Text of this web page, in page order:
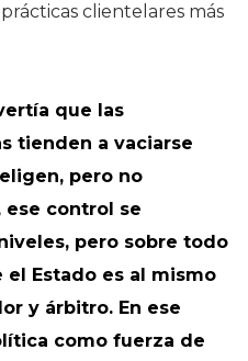
clientelares más
que las
tienden a vaciarse
pero no
ese control se
pero sobre todo
Estado es al mismo
y árbitro. En ese
como fuerza de